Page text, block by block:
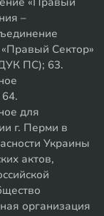
–
Сектор»
ПС); 63.
для
г. Перми в
Украины
актов,
организация